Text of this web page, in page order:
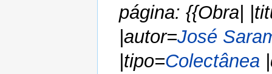
página: {{Obra|
|autor=José
|tipo=Colectânea